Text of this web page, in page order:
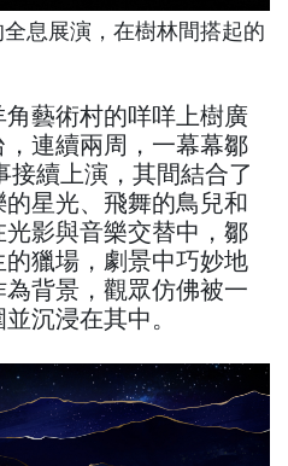
息展演，在樹林間搭起的
藝術村的咩咩上樹廣
連續兩周，一幕幕鄒
接續上演，其間結合了
星光、飛舞的鳥兒和
影與音樂交替中，鄒
獵場，劇景中巧妙地
背景，觀眾仿佛被一
沉浸在其中。